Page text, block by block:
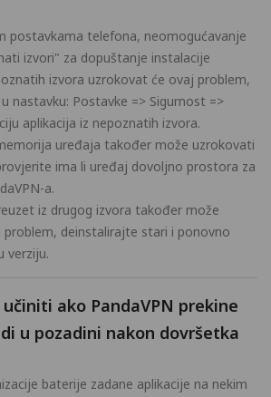
postavkama telefona, neomogućavanje
izvori" za dopuštanje instalacije
izvora uzrokovat će ovaj problem,
nastavku: Postavke => Sigurnost =>
aplikacija iz nepoznatih izvora.
uređaja također može uzrokovati
ima li uređaj dovoljno prostora za
a.
iz drugog izvora također može
deinstalirajte stari i ponovno
verziju.
ako PandaVPN prekine
u pozadini nakon dovršetka
baterije zadane aplikacije na nekim